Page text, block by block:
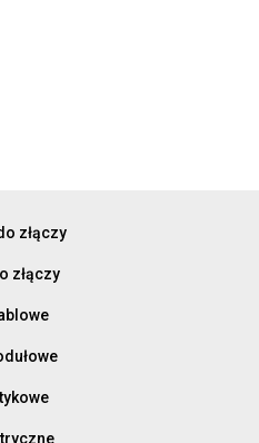
złączy
złączy